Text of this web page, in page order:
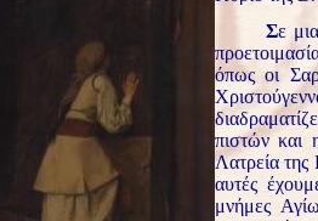
Σε
όπως οι
πιστών και
Λατρεία της
αυτές
μνήμες